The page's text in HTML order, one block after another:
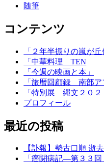
随筆
コンテンツ
「２年半振りの嵐が丘
「中華料理 TEN
「今週の映画と本」
「旅暦回顧録 南部ア
「特別展 縄文２０
プロフィール
最近の投稿
【訃報】勢古口順 逝
「癌闘病記―第３３回